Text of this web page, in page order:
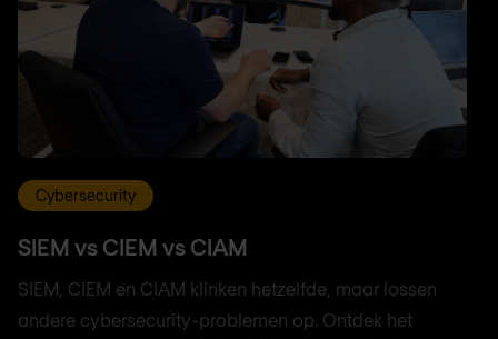
Cybersecurity
SIEM vs CIEM vs CIAM
SIEM, CIEM en CIAM klinken hetzelfde, maar lossen
andere cybersecurity-problemen op. Ontdek het